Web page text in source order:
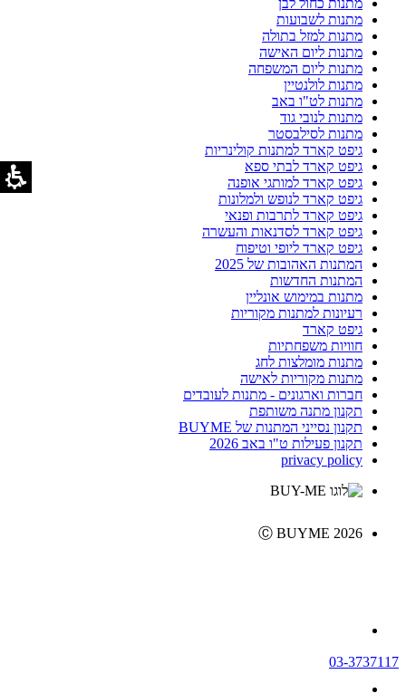
מתנות כחול לבן
מתנות לשבועות
מתנות למזל בתולה
מתנות ליום האישה
מתנות ליום המשפחה
מתנות לולנטיין
מתנות לט"ו באב
מתנות לנובי גוד
מתנות לסילבסטר
גיפט קארד למתנות קולינריות
גיפט קארד לבתי ספא
גיפט קארד למותגי אופנה
גיפט קארד לנופש ולמלונות
גיפט קארד לתרבות ופנאי
גיפט קארד לסדנאות והעשרה
גיפט קארד ליופי וטיפוח
המתנות האהובות של 2025
המתנות החדשות
מתנות במימוש אונליין
רעיונות למתנות מקוריות
גיפט קארד
חוויות משפחתיות
מתנות מומלצות לחג
מתנות מקוריות לאישה
חברות וארגונים - מתנות לעובדים
תקנון מתנה משותפת
תקנון נסייני המתנות של BUYME
תקנון פעילות ט"ו באב 2026
privacy policy
Ⓒ BUYME 2026
03-3737117